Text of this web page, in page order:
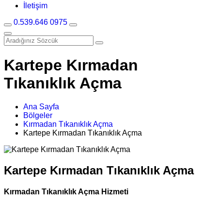
İletişim
0.539.646 0975
Kartepe Kırmadan
Tıkanıklık Açma
Ana Sayfa
Bölgeler
Kırmadan Tıkanıklık Açma
Kartepe Kırmadan Tıkanıklık Açma
Kartepe Kırmadan Tıkanıklık Açma
Kırmadan Tıkanıklık Açma Hizmeti